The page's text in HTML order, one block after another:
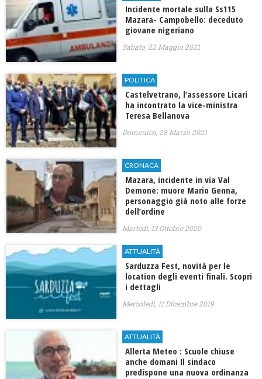
Incidente mortale sulla Ss115
Mazara- Campobello: deceduto
giovane nigeriano
Sabato, 22 Maggio 2021
POLITICA
Castelvetrano, l’assessore Licari
ha incontrato la vice-ministra
Teresa Bellanova
Domenica, 28 Marzo 2021
CRONACA
Mazara, incidente in via Val
Demone: muore Mario Genna,
personaggio già noto alle forze
dell’ordine
Martedì, 13 Ottobre 2020
ATTUALITÀ
Sarduzza Fest, novità per le
location degli eventi finali. Scopri
i dettagli
Mercoledì, 11 Dicembre 2019
ATTUALITÀ
Allerta Meteo : Scuole chiuse
anche domani Il sindaco
predispone una nuova ordinanza